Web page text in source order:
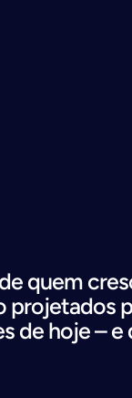
quem
projetados
de hoje – e